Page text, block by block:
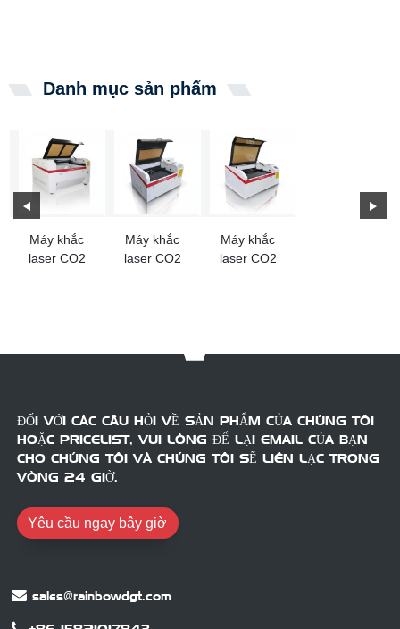
Danh mục sản phẩm
Máy khắc
laser CO2
Máy khắc
laser CO2
Máy khắc
laser CO2
ĐỐI VỚI CÁC CÂU HỎI VỀ SẢN PHẨM CỦA CHÚNG TÔI
HOẶC PRICELIST, VUI LÒNG ĐỂ LẠI EMAIL CỦA BẠN
CHO CHÚNG TÔI VÀ CHÚNG TÔI SẼ LIÊN LẠC TRONG
VÒNG 24 GIỜ.
Yêu cầu ngay bây giờ
sales@rainbowdgt.com